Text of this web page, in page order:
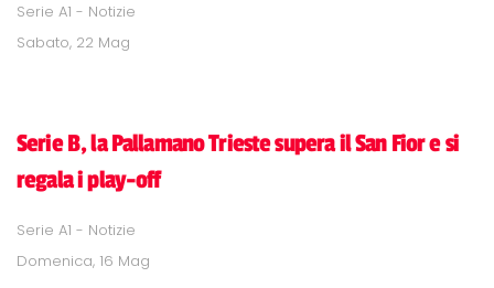
Serie A1 - Notizie
Sabato, 22 Mag
Serie B, la Pallamano Trieste supera il San Fior e si
regala i play-off
Serie A1 - Notizie
Domenica, 16 Mag